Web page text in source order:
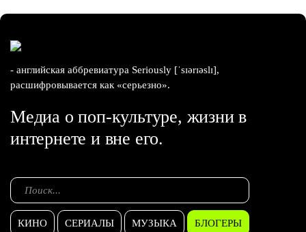
- английская аббревиатура Seriously [ˈsɪərɪəslɪ],
расшифровывается как «серьезно».
Медиа о поп-культуре, жизни в
интернете и вне его.
КИНО СЕРИАЛЫ МУЗЫКА БЛОГЕРЫ